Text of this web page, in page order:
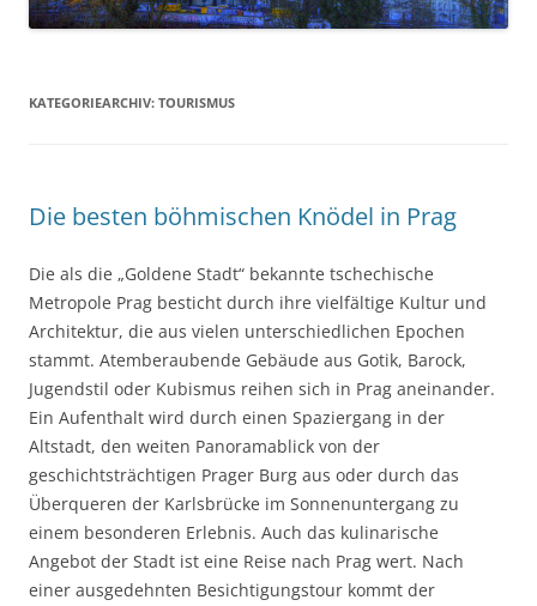
KATEGORIEARCHIV: TOURISMUS
Die besten böhmischen Knödel in Prag
Die als die „Goldene Stadt“ bekannte tschechische
Metropole Prag besticht durch ihre vielfältige Kultur und
Architektur, die aus vielen unterschiedlichen Epochen
stammt. Atemberaubende Gebäude aus Gotik, Barock,
Jugendstil oder Kubismus reihen sich in Prag aneinander.
Ein Aufenthalt wird durch einen Spaziergang in der
Altstadt, den weiten Panoramablick von der
geschichtsträchtigen Prager Burg aus oder durch das
Überqueren der Karlsbrücke im Sonnenuntergang zu
einem besonderen Erlebnis. Auch das kulinarische
Angebot der Stadt ist eine Reise nach Prag wert. Nach
einer ausgedehnten Besichtigungstour kommt der